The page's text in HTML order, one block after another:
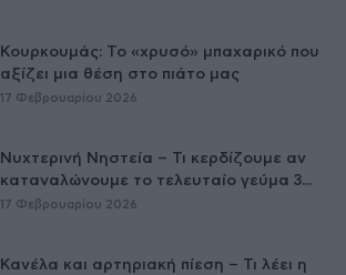
Κουρκουμάς: Το «χρυσό» μπαχαρικό που
αξίζει μια θέση στο πιάτο μας
17 Φεβρουαρίου 2026
Νυχτερινή Νηστεία – Τι κερδίζουμε αν
καταναλώνουμε το τελευταίο γεύμα 3...
17 Φεβρουαρίου 2026
Κανέλα και αρτηριακή πίεση – Τι λέει η